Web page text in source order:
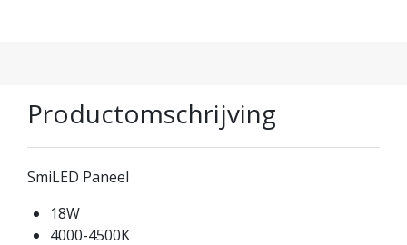
Productomschrijving
SmiLED Paneel
18W
4000-4500K